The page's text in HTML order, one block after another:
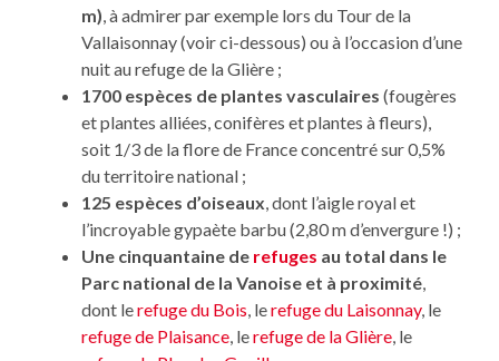
m), à admirer par exemple lors du Tour de la
Vallaisonnay (voir ci-dessous) ou à l’occasion d’une
nuit au refuge de la Glière ;
1700 espèces de plantes vasculaires (fougères
et plantes alliées, conifères et plantes à fleurs),
soit 1/3 de la flore de France concentré sur 0,5%
du territoire national ;
125 espèces d’oiseaux, dont l’aigle royal et
l’incroyable gypaète barbu (2,80 m d’envergure !) ;
Une cinquantaine de refuges au total dans le
Parc national de la Vanoise et à proximité,
dont lerefuge du Bois, lerefuge du Laisonnay, le
refuge de Plaisance, lerefuge de la Glière, le